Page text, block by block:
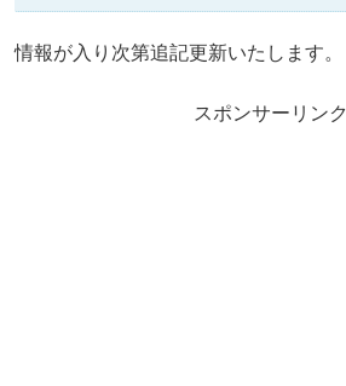
情報が入り次第追記更新いたします。
スポンサーリンク